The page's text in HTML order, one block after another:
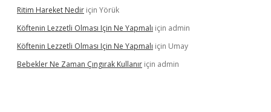
Ritim Hareket Nedir için Yörük
Köftenin Lezzetli Olması Için Ne Yapmalı için admin
Köftenin Lezzetli Olması Için Ne Yapmalı için Umay
Bebekler Ne Zaman Çıngırak Kullanır için admin